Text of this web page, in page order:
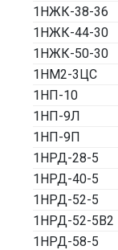
1НЖК-38-36
1НЖК-44-30
1НЖК-50-30
1НМ2-3ЦС
1НП-10
1НП-9Л
1НП-9П
1НРД-28-5
1НРД-40-5
1НРД-52-5
1НРД-52-5В2
1НРД-58-5